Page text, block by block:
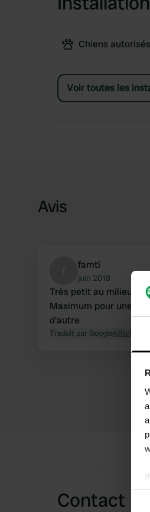
Chiens autorisés
Voir toutes les
Avis
famti
juin 2018
Très petit au milieu de
Maximum pour une
d'autre
Traduit par GoogleAfficher
Contact